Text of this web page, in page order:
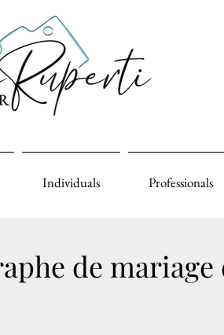
Individuals Professionals
de mariage